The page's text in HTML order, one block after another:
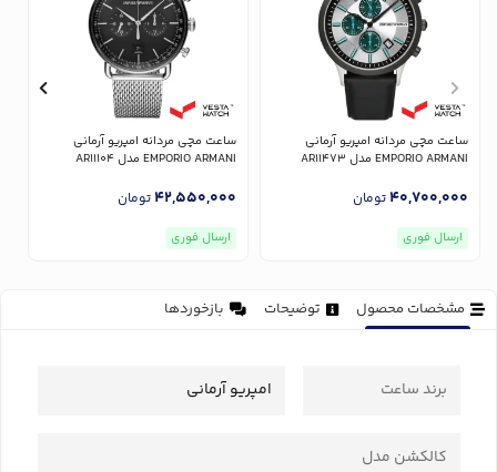
ساعت مچی مردانه امپریو آرمانی
EMPORIO ARMANI مدل AR11473
40,700,000تومان
ارسال فوری
ساعت مچی مردانه امپریو آرمانی
EMPORIO ARMANI مدل AR11104
42,550,000تومان
ارسال فوری
مشخصات محصول توضیحات بازخوردها
برند ساعت امپریو آرمانی
کالکشن مدل